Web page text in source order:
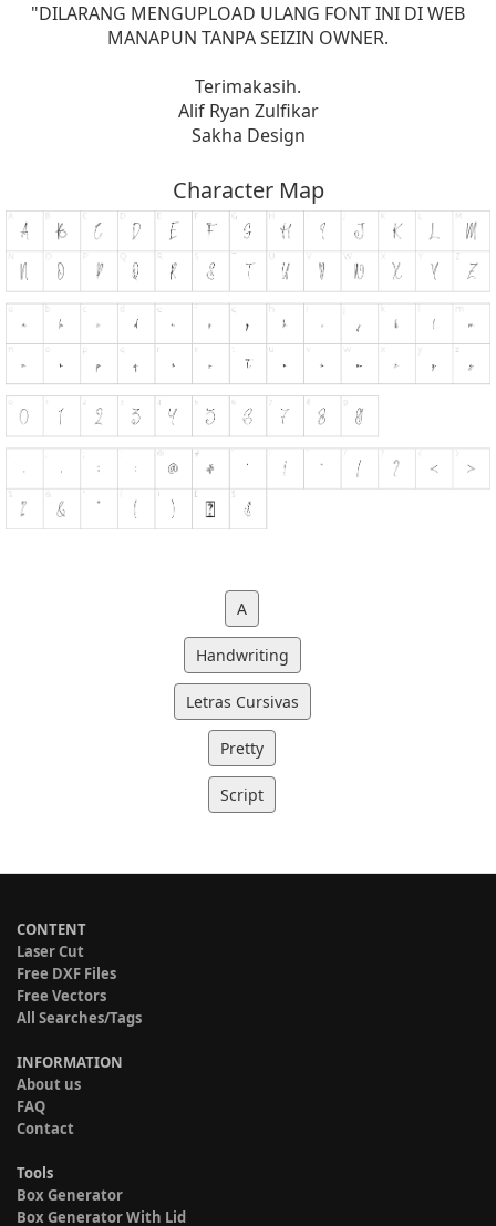
"DILARANG MENGUPLOAD ULANG FONT INI DI WEB
MANAPUN TANPA SEIZIN OWNER.
Terimakasih.
Alif Ryan Zulfikar
Sakha Design
Character Map
A
Handwriting
Letras Cursivas
Pretty
Script
CONTENT
Laser Cut
Free DXF Files
Free Vectors
All Searches/Tags
INFORMATION
About us
FAQ
Contact
Tools
Box Generator
Box Generator With Lid